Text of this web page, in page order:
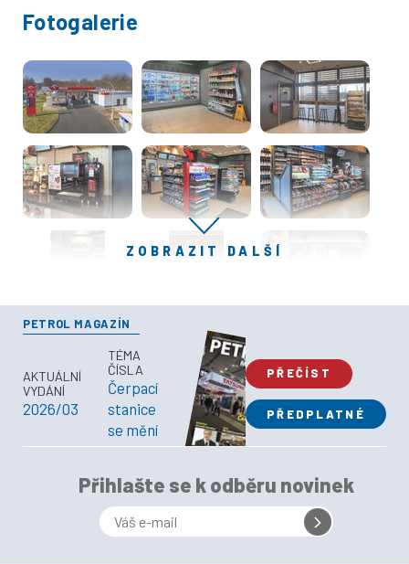
Fotogalerie
ZOBRAZIT DALŠÍ
PETROL MAGAZÍN
AKTUÁLNÍ
VYDÁNÍ
2026/03
TÉMA
ČÍSLA
Čerpací
stanice
se mění
PŘEČÍST
PŘEDPLATNÉ
Přihlašte se k odběru novinek